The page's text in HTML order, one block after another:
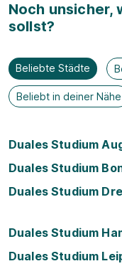
Noch unsicher,
sollst?
Beliebte Städte
Beliebt in deiner Nähe
Duales Studium
Duales Studium
Duales Studium
Duales Studium
Duales Studium